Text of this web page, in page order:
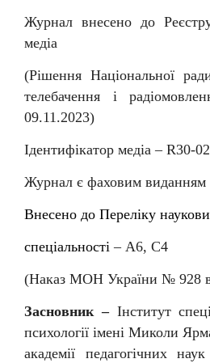
Журнал внесено до
медіа
(Рішення Національної
телебачення і
09.11.2023)
Ідентифікатор медіа – R30-
Журнал є фаховим виданням
Внесено до Перелiку
спеціальності–А6, С4
(Наказ МОН України № 928
Засновник – Інститут
психології імені Миколи
академії педагогічних